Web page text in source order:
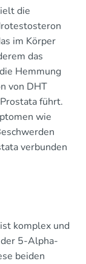
die
im Körper
das
Hemmung
von DHT
führt.
wie
verbunden
komplex und
5-Alpha-
beiden